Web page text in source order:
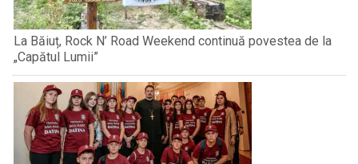
La Băiuț, Rock N’ Road Weekend continuă povestea de la
„Capătul Lumii”